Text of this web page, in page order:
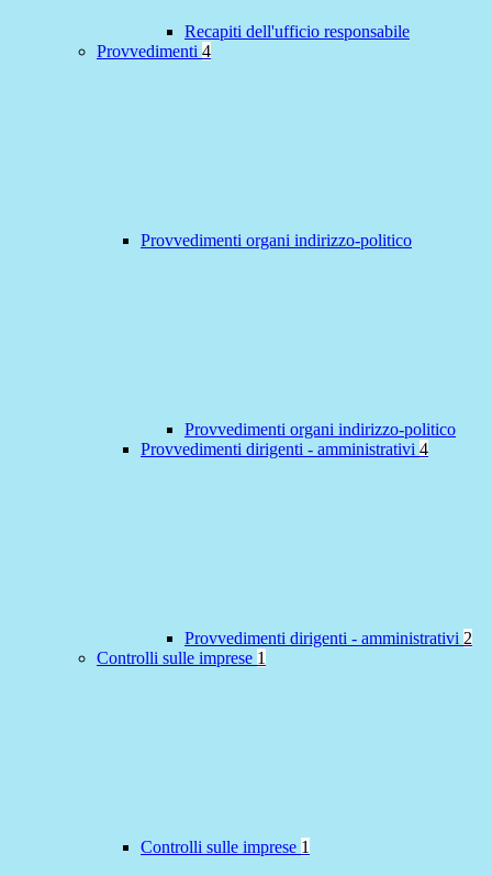
Recapiti dell'ufficio responsabile
Provvedimenti 4
Provvedimenti organi indirizzo-politico
Provvedimenti organi indirizzo-politico
Provvedimenti dirigenti - amministrativi 4
Provvedimenti dirigenti - amministrativi 2
Controlli sulle imprese 1
Controlli sulle imprese 1